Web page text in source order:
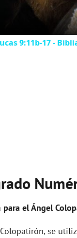
9:11b-17 -
para el Ángel
se